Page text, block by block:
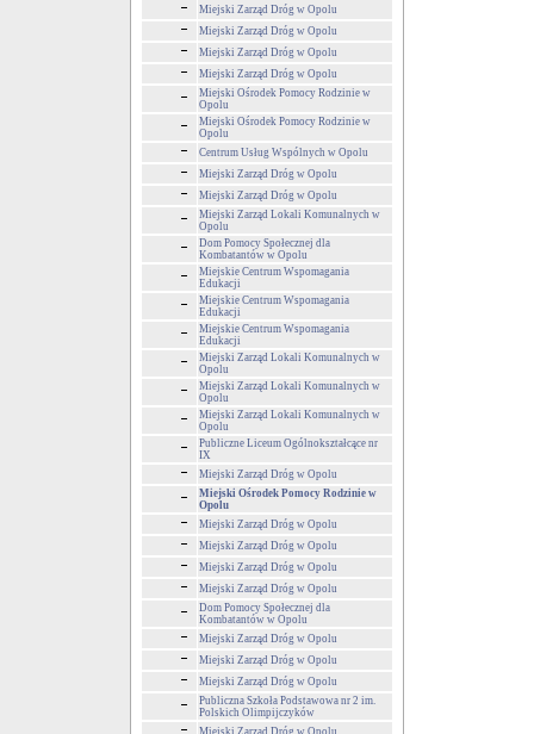
Miejski Zarząd Dróg w Opolu
Miejski Zarząd Dróg w Opolu
Miejski Zarząd Dróg w Opolu
Miejski Zarząd Dróg w Opolu
Miejski Ośrodek Pomocy Rodzinie w
Opolu
Miejski Ośrodek Pomocy Rodzinie w
Opolu
Centrum Usług Wspólnych w Opolu
Miejski Zarząd Dróg w Opolu
Miejski Zarząd Dróg w Opolu
Miejski Zarząd Lokali Komunalnych w
Opolu
Dom Pomocy Społecznej dla
Kombatantów w Opolu
Miejskie Centrum Wspomagania
Edukacji
Miejskie Centrum Wspomagania
Edukacji
Miejskie Centrum Wspomagania
Edukacji
Miejski Zarząd Lokali Komunalnych w
Opolu
Miejski Zarząd Lokali Komunalnych w
Opolu
Miejski Zarząd Lokali Komunalnych w
Opolu
Publiczne Liceum Ogólnokształcące nr
IX
Miejski Zarząd Dróg w Opolu
Miejski Ośrodek Pomocy Rodzinie w
Opolu
Miejski Zarząd Dróg w Opolu
Miejski Zarząd Dróg w Opolu
Miejski Zarząd Dróg w Opolu
Miejski Zarząd Dróg w Opolu
Dom Pomocy Społecznej dla
Kombatantów w Opolu
Miejski Zarząd Dróg w Opolu
Miejski Zarząd Dróg w Opolu
Miejski Zarząd Dróg w Opolu
Publiczna Szkoła Podstawowa nr 2 im.
Polskich Olimpijczyków
Miejski Zarząd Dróg w Opolu